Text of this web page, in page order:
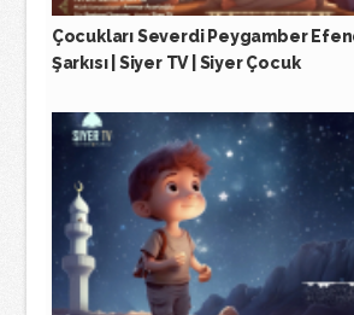
Çocukları Severdi Peygamber
Şarkısı | Siyer TV | Siyer Çocuk